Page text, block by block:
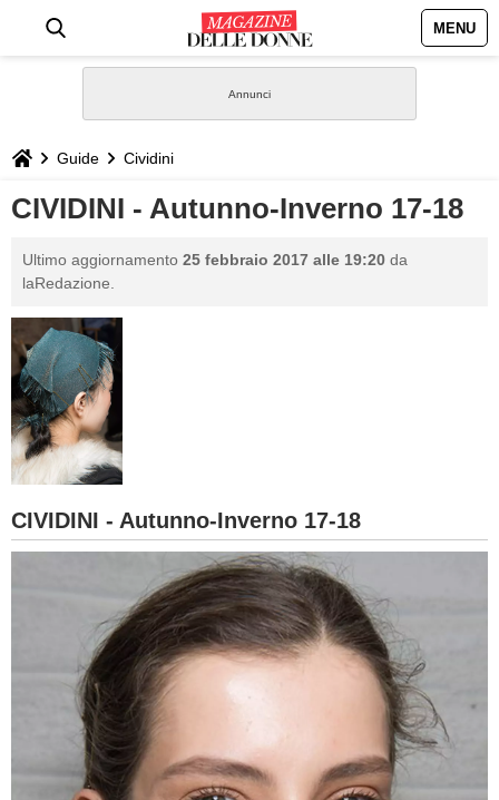
MENU
STILE
BIOGRAFIE
GASTRONOMIA
CAPELLI
SESSO
BAMBINO
Guide Cividini
CIVIDINI - Autunno-Inverno 17-18
Ultimo aggiornamento 25 febbraio 2017 alle 19:20 da
laRedazione.
CIVIDINI - Autunno-Inverno 17-18